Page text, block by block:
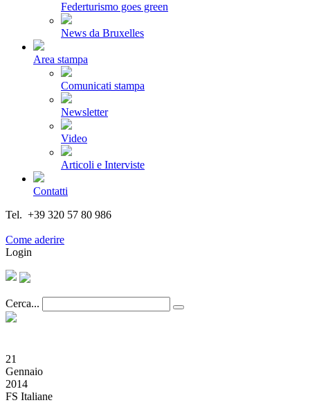
Federturismo goes green
News da Bruxelles
Area stampa
Comunicati stampa
Newsletter
Video
Articoli e Interviste
Contatti
Tel. +39 320 57 80 986
Come aderire
Login
Cerca...
21
Gennaio
2014
FS Italiane